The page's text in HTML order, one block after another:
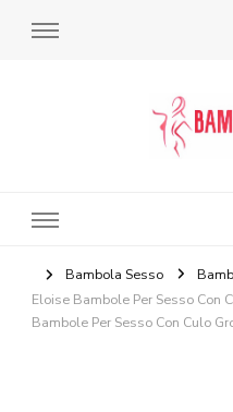
Bambola Sesso
Eloise Bambole Per Sesso Con
Bambole Per Sesso Con Culo